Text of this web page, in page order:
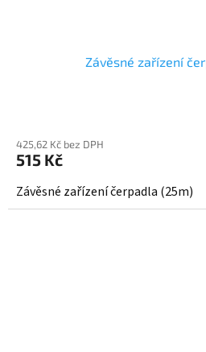
Závěsné zařízení
425,62 Kč bez DPH
515 Kč
Závěsné zařízení čerpadla (25m)